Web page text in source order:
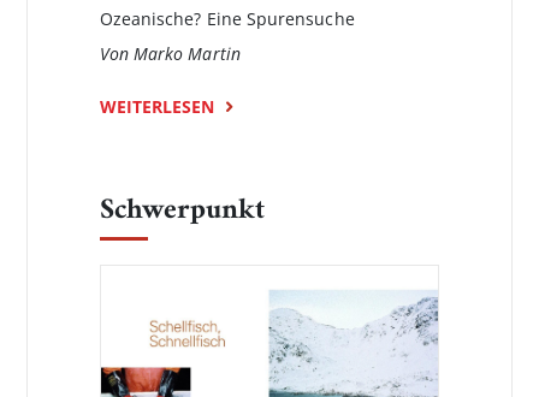
Ozeanische? Eine Spurensuche
Von Marko Martin
WEITERLESEN
Schwerpunkt